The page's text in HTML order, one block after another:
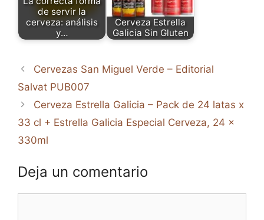
de servir la
cerveza: análisis
y…
Cerveza Estrella
Galicia Sin Gluten
Cervezas San Miguel Verde – Editorial
Salvat PUB007
Cerveza Estrella Galicia – Pack de 24 latas x
33 cl + Estrella Galicia Especial Cerveza, 24 x
330ml
Deja un comentario